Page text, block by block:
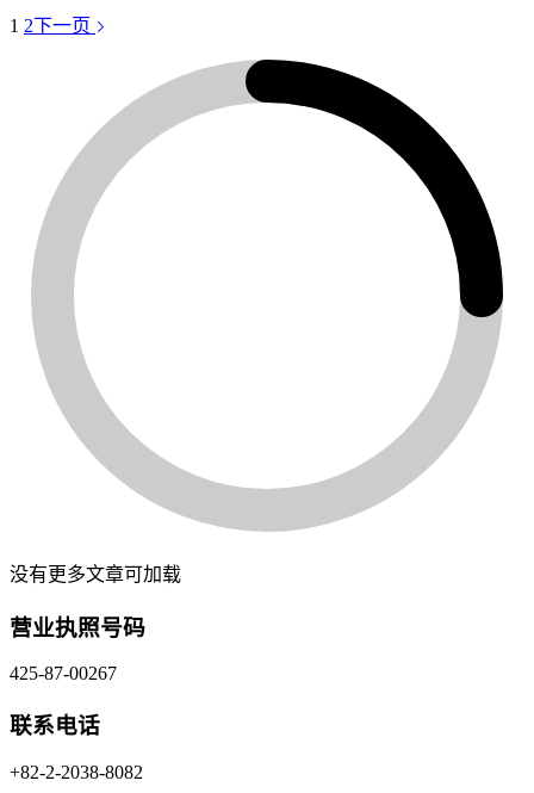
1 2下一页
没有更多文章可加载
营业执照号码
425-87-00267
联系电话
+82-2-2038-8082